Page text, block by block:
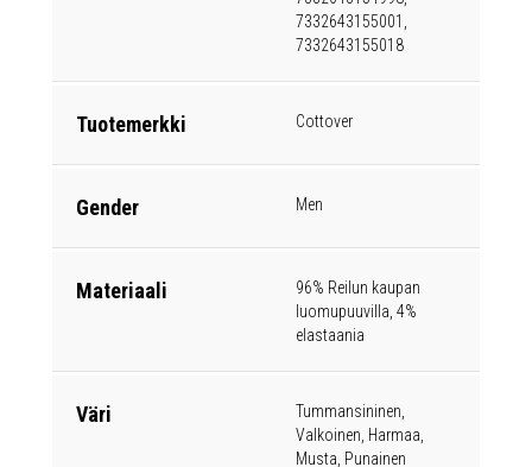
7332643155001,
7332643155018
Tuotemerkki Cottover
Gender Men
Materiaali
96% Reilun kaupan
luomupuuvilla, 4%
elastaania
Väri
Tummansininen,
Valkoinen, Harmaa,
Musta, Punainen